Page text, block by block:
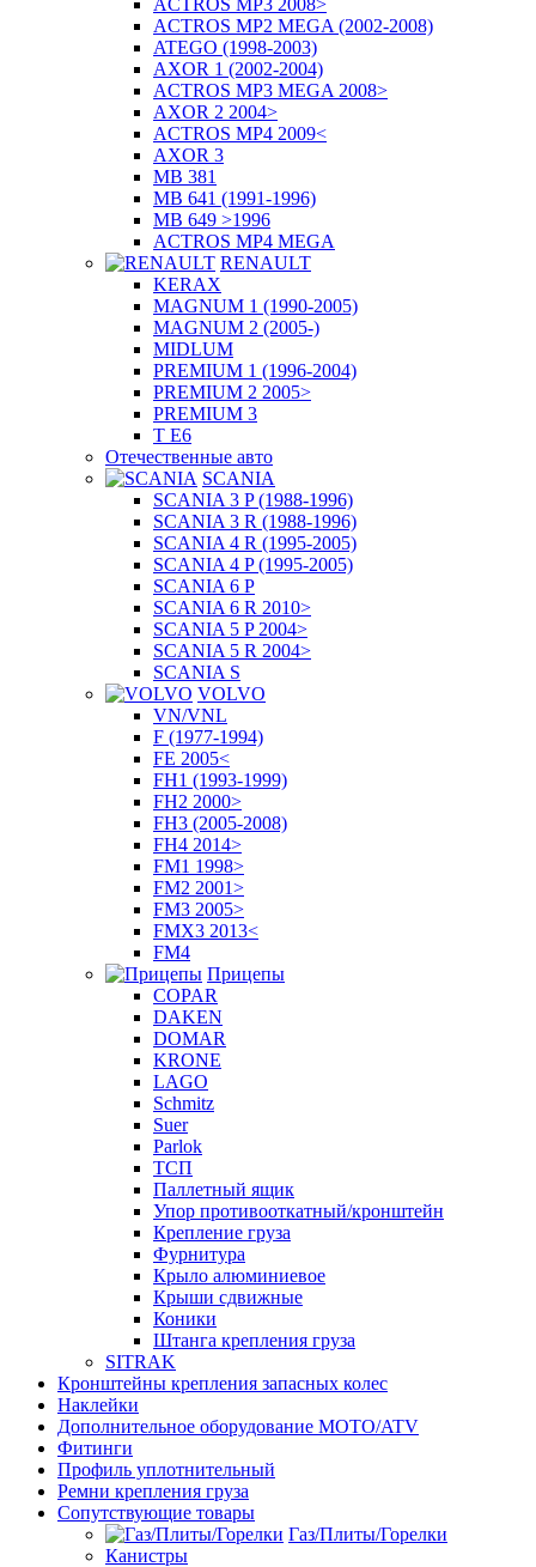
ACTROS MP3 2008>
ACTROS MP2 MEGA (2002-2008)
ATEGO (1998-2003)
AXOR 1 (2002-2004)
ACTROS MP3 MEGA 2008>
AXOR 2 2004>
ACTROS MP4 2009<
AXOR 3
MB 381
MB 641 (1991-1996)
MB 649 >1996
ACTROS MP4 MEGA
RENAULT
KERAX
MAGNUM 1 (1990-2005)
MAGNUM 2 (2005-)
MIDLUM
PREMIUM 1 (1996-2004)
PREMIUM 2 2005>
PREMIUM 3
T E6
Отечественные авто
SCANIA
SCANIA 3 P (1988-1996)
SCANIA 3 R (1988-1996)
SCANIA 4 R (1995-2005)
SCANIA 4 P (1995-2005)
SCANIA 6 P
SCANIA 6 R 2010>
SCANIA 5 P 2004>
SCANIA 5 R 2004>
SCANIA S
VOLVO
VN/VNL
F (1977-1994)
FE 2005<
FH1 (1993-1999)
FH2 2000>
FH3 (2005-2008)
FH4 2014>
FM1 1998>
FM2 2001>
FM3 2005>
FMX3 2013<
FM4
Прицепы
COPAR
DAKEN
DOMAR
KRONE
LAGO
Schmitz
Suer
Parlok
ТСП
Паллетный ящик
Упор противооткатный/кронштейн
Крепление груза
Фурнитура
Крыло алюминиевое
Крыши сдвижные
Коники
Штанга крепления груза
SITRAK
Кронштейны крепления запасных колес
Наклейки
Дополнительное оборудование MOTO/ATV
Фитинги
Профиль уплотнительный
Ремни крепления груза
Сопутствующие товары
Газ/Плиты/Горелки
Канистры